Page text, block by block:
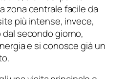
zona centrale facile da
più intense, invece,
secondo giorno,
e si conosce già un